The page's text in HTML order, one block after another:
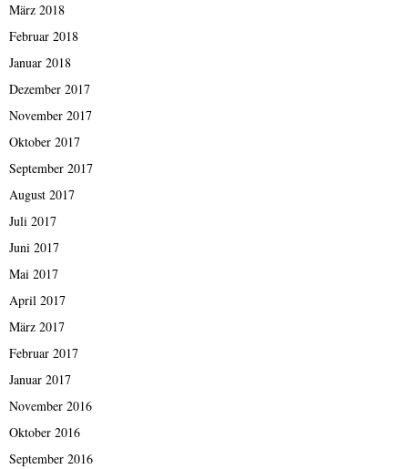
März 2018
Februar 2018
Januar 2018
Dezember 2017
November 2017
Oktober 2017
September 2017
August 2017
Juli 2017
Juni 2017
Mai 2017
April 2017
März 2017
Februar 2017
Januar 2017
November 2016
Oktober 2016
September 2016